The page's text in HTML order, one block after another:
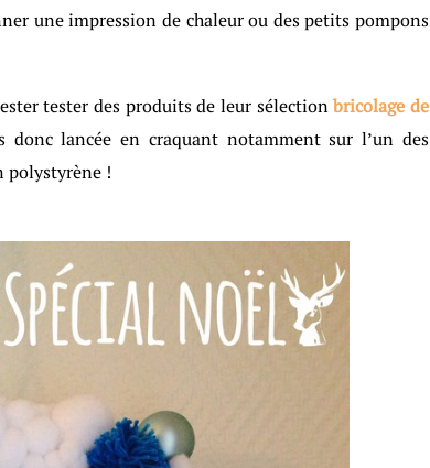
une impression de chaleur ou des petits pompons
tester des produits de leur sélectionbricolage de
lancée en craquant notamment sur l’un des
polystyrène !